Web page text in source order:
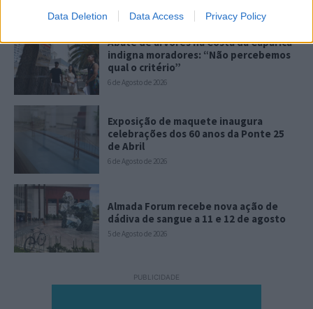
Data Deletion Data Access Privacy Policy
Abate de árvores na Costa da Caparica
indigna moradores: “Não percebemos
qual o critério”
6 de Agosto de 2026
Exposição de maquete inaugura
celebrações dos 60 anos da Ponte 25
de Abril
6 de Agosto de 2026
Almada Forum recebe nova ação de
dádiva de sangue a 11 e 12 de agosto
5 de Agosto de 2026
PUBLICIDADE